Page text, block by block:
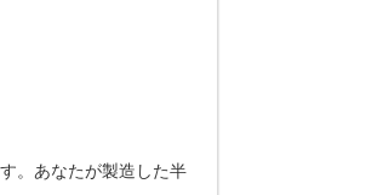
。あなたが製造した半